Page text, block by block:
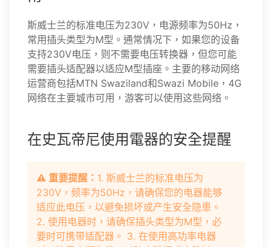
斯威士兰的标准电压为230V，电源频率为50Hz，
常用插头类型为M型。通常情况下，如果您的设备
支持230V电压，则不需要电压转换器，但您可能
需要插头适配器以适应M型插座。主要的移动网络
运营商包括MTN Swaziland和Swazi Mobile，4G
网络在主要城市可用，游客可以使用这些网络。
在史瓦帝尼使用電器的安全提醒
⚠️ 重要提醒： 1. 斯威士兰的标准电压为
230V，频率为50Hz，请确保您的电器能够
适应此电压，以避免损坏或产生安全隐患。
2. 使用电器时，请确保插头类型为M型，必
要时可携带适配器。 3. 在使用高功率电器